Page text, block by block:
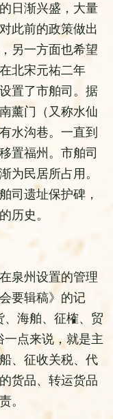
日渐兴盛，大量
此前的政策做出
另一方面也希望
北宋元祐二年
置了市舶司。据
薰门（又称水仙
水沟巷。一直到
置福州。市舶司
为民居所占用。
司遗址保护碑，
历史。
泉州设置的管理
要辑稿》的记
、海舶、征榷、贸
一点来说，就是主
、征收关税、代
货品、转运货品
。